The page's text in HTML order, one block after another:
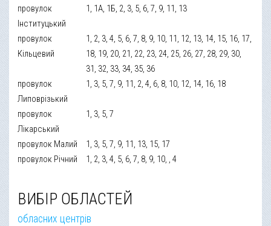
провулок
Інституцький
1, 1А, 1Б, 2, 3, 5, 6, 7, 9, 11, 13
провулок
Кільцевий
1, 2, 3, 4, 5, 6, 7, 8, 9, 10, 11, 12, 13, 14, 15, 16, 17,
18, 19, 20, 21, 22, 23, 24, 25, 26, 27, 28, 29, 30,
31, 32, 33, 34, 35, 36
провулок
Липоврізький
1, 3, 5, 7, 9, 11, 2, 4, 6, 8, 10, 12, 14, 16, 18
провулок
Лікарський
1, 3, 5, 7
провулок Малий
1, 3, 5, 7, 9, 11, 13, 15, 17
провулок Річний
1, 2, 3, 4, 5, 6, 7, 8, 9, 10, , 4
ВИБІР ОБЛАСТЕЙ
обласних центрів